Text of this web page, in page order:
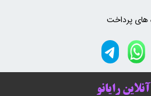
رایانو
های پرداخت